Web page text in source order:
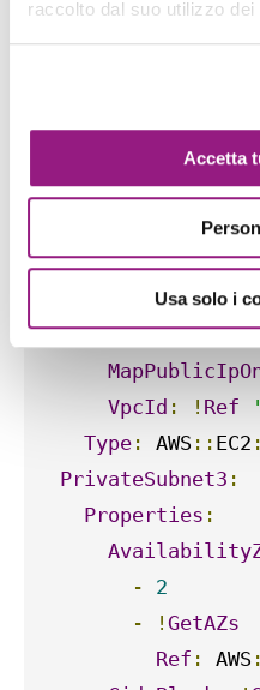
raccolto dal suo utilizzo
Accetta
Usa solo i
- 1
CidrBlock: !
- 5
Cidr
- !
- 16
- 8
VpcId : ! Ref
Type : AWS :: EC2
PrivateSubnet3 :
Properties :
-
2
-
! GetAZs
Ref : AWS